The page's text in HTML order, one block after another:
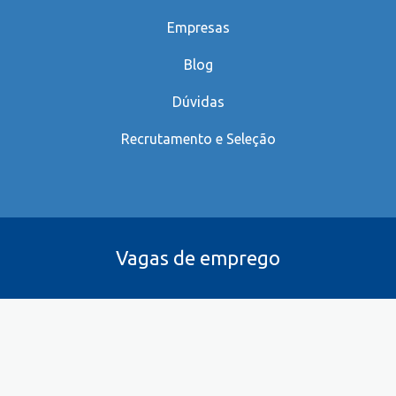
Empresas
Blog
Dúvidas
Recrutamento e Seleção
Vagas de emprego